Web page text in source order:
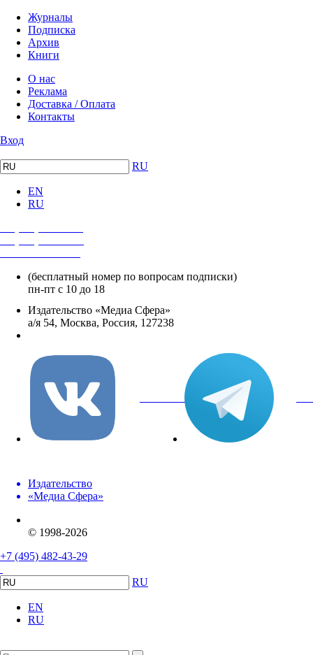
Журналы
Подписка
Архив
Книги
О нас
Реклама
Доставка / Оплата
Контакты
Вход
RU
EN
RU
(бесплатный номер по вопросам подписки)
пн-пт с 10 до 18
Издательство «Медиа Сфера»
а/я 54, Москва, Россия, 127238
вКонтакте
Издательство
«Медиа Сфера»
© 1998-2026
+7 (495) 482-43-29
RU
EN
RU